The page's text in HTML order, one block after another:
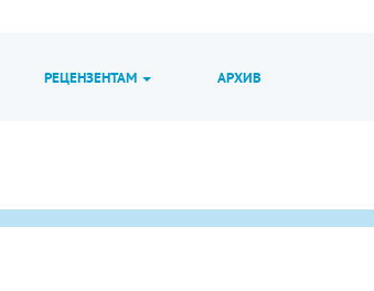
РЕЦЕНЗЕНТАМ АРХИВ